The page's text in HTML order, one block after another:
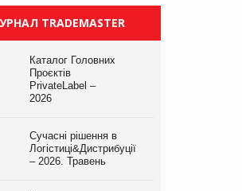
TRADEMASTER
Каталог Головних
Проєктів
PrivateLabel –
2026
Сучасні рішення в
Логістиці&Дистрибуції
– 2026. Травень